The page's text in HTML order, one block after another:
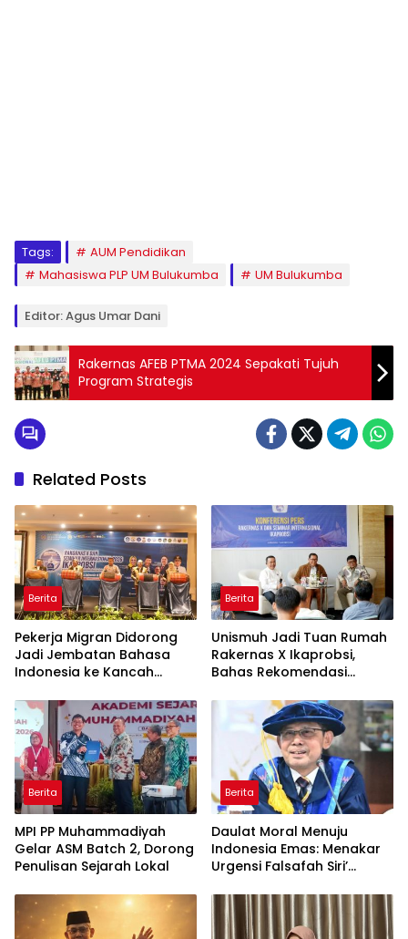
Tags:
AUM Pendidikan
Mahasiswa PLP UM Bulukumba
UM Bulukumba
Editor: Agus Umar Dani
Rakernas AFEB PTMA 2024 Sepakati Tujuh
Program Strategis
Related Posts
Berita
Pekerja Migran Didorong
Jadi Jembatan Bahasa
Indonesia ke Kancah
Berita
Unismuh Jadi Tuan Rumah
Rakernas X Ikaprobsi,
Bahas Rekomendasi
Indonesia di Tingkat
Global
Berita
MPI PP Muhammadiyah
Gelar ASM Batch 2, Dorong
Penulisan Sejarah Lokal
Berita
Daulat Moral Menuju
Indonesia Emas: Menakar
Urgensi Falsafah Siri’
Ancaman Kleptokrasi